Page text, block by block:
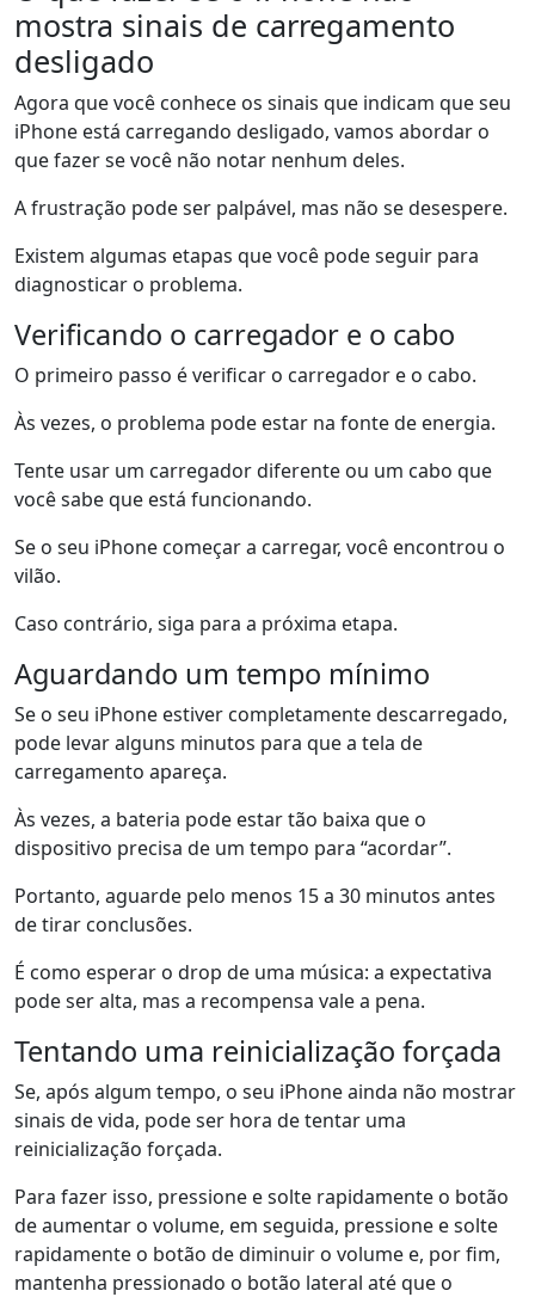
mostra sinais de carregamento
desligado
Agora que você conhece os sinais que indicam que seu
iPhone está carregando desligado, vamos abordar o
que fazer se você não notar nenhum deles.
A frustração pode ser palpável, mas não se desespere.
Existem algumas etapas que você pode seguir para
diagnosticar o problema.
Verificando o carregador e o cabo
O primeiro passo é verificar o carregador e o cabo.
Às vezes, o problema pode estar na fonte de energia.
Tente usar um carregador diferente ou um cabo que
você sabe que está funcionando.
Se o seu iPhone começar a carregar, você encontrou o
vilão.
Caso contrário, siga para a próxima etapa.
Aguardando um tempo mínimo
Se o seu iPhone estiver completamente descarregado,
pode levar alguns minutos para que a tela de
carregamento apareça.
Às vezes, a bateria pode estar tão baixa que o
dispositivo precisa de um tempo para “acordar”.
Portanto, aguarde pelo menos 15 a 30 minutos antes
de tirar conclusões.
É como esperar o drop de uma música: a expectativa
pode ser alta, mas a recompensa vale a pena.
Tentando uma reinicialização forçada
Se, após algum tempo, o seu iPhone ainda não mostrar
sinais de vida, pode ser hora de tentar uma
reinicialização forçada.
Para fazer isso, pressione e solte rapidamente o botão
de aumentar o volume, em seguida, pressione e solte
rapidamente o botão de diminuir o volume e, por fim,
mantenha pressionado o botão lateral até que o